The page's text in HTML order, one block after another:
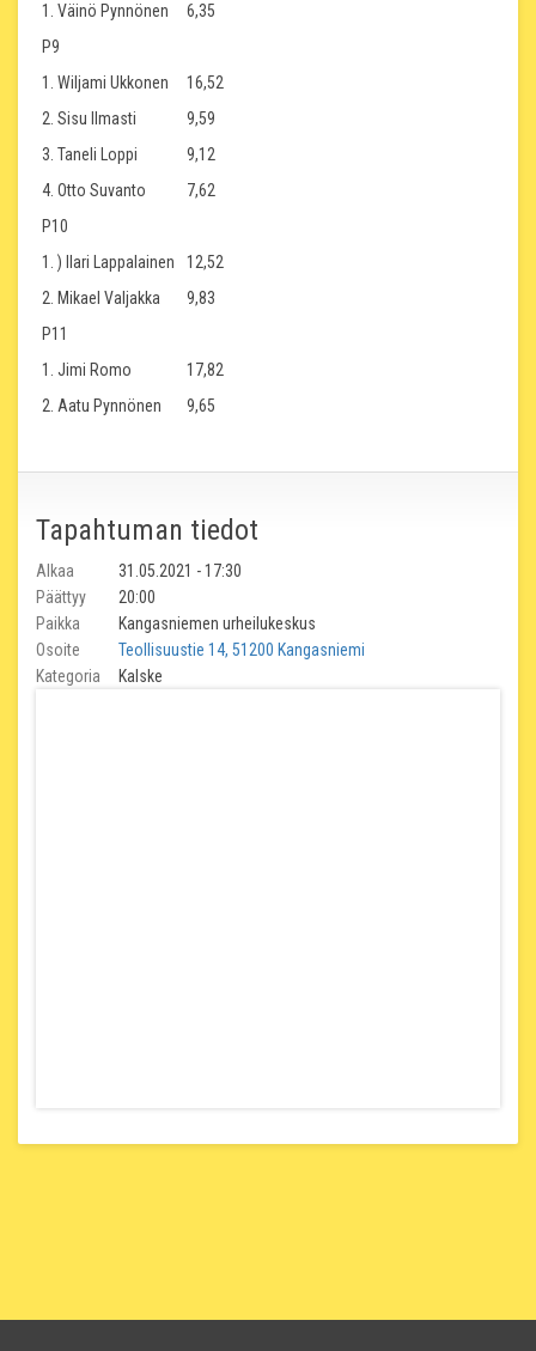
1. Väinö Pynnönen
6,35
P9
1. Wiljami Ukkonen
16,52
2. Sisu Ilmasti
9,59
3. Taneli Loppi
9,12
4. Otto Suvanto
7,62
P10
1. ) Ilari Lappalainen
12,52
2. Mikael Valjakka
9,83
P11
1. Jimi Romo
17,82
2. Aatu Pynnönen
9,65
Tapahtuman tiedot
Alkaa
31.05.2021 - 17:30
Päättyy
20:00
Paikka
Kangasniemen urheilukeskus
Osoite
Teollisuustie 14, 51200 Kangasniemi
Kategoria
Kalske